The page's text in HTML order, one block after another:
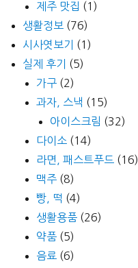
제주 맛집 (1)
생활정보 (76)
시사엿보기
(1)
실제 후기
(5)
가구 (2)
과자, 스낵 (15)
아이스크림 (32)
다이소 (14)
라면, 패스트푸드 (16)
맥주 (8)
빵, 떡 (4)
생활용품 (26)
약품 (5)
음료 (6)